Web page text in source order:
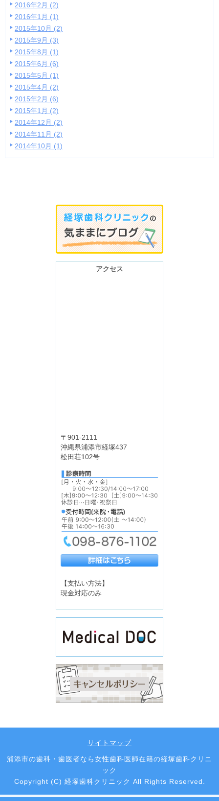
2016年2月 (2)
2016年1月 (1)
2015年10月 (2)
2015年9月 (3)
2015年8月 (1)
2015年6月 (6)
2015年5月 (1)
2015年4月 (2)
2015年2月 (6)
2015年1月 (2)
2014年12月 (2)
2014年11月 (2)
2014年10月 (1)
アクセス
〒901-2111
沖縄県浦添市経塚437
松田荘102号
【支払い方法】
現金対応のみ
サイトマップ
浦添市の歯科・歯医者なら女性歯科医師在籍の経塚歯科クリニ
ック
Copyright (C) 経塚歯科クリニック All Rights Reserved.